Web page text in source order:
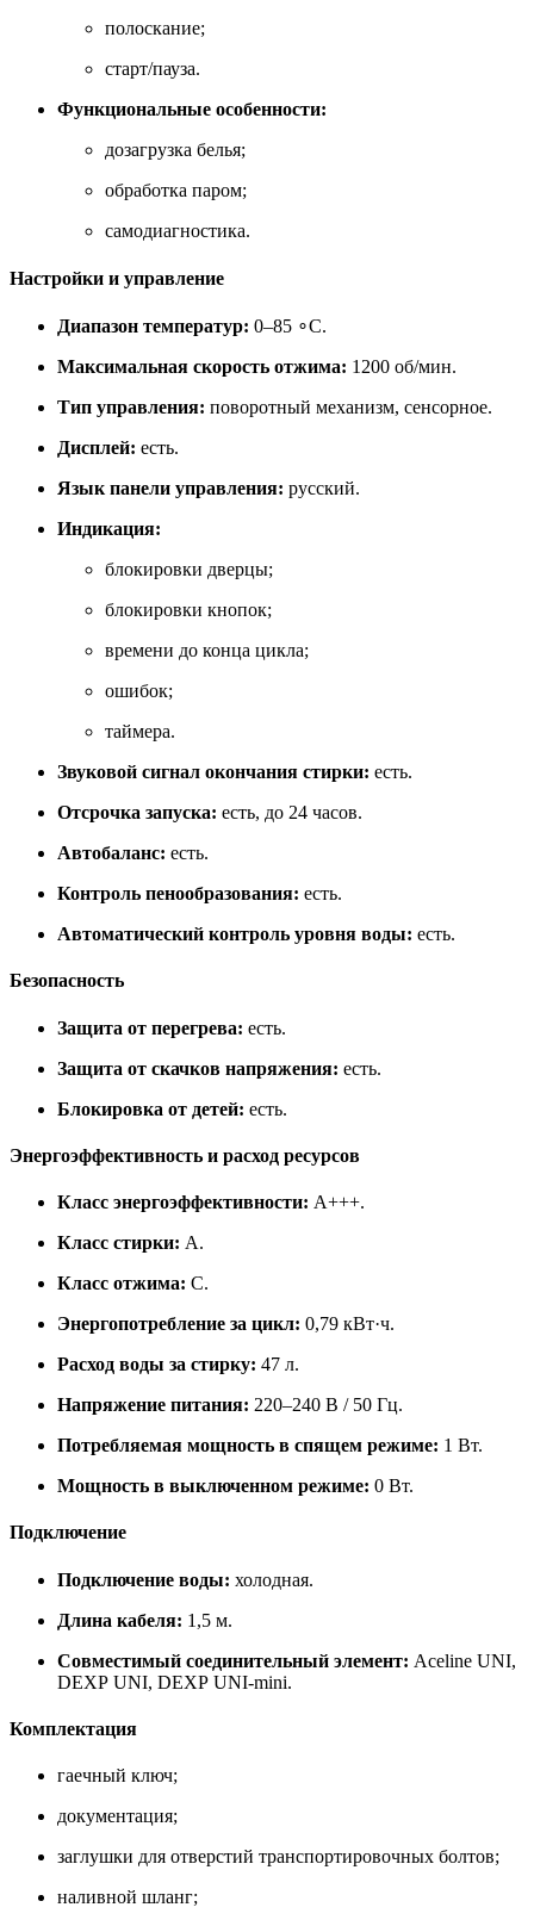
полоскание;
старт/пауза.
Функциональные особенности:
дозагрузка белья;
обработка паром;
самодиагностика.
Настройки и управление
Диапазон температур: 0–85 ∘C.
Максимальная скорость отжима: 1200 об/мин.
Тип управления: поворотный механизм, сенсорное.
Дисплей: есть.
Язык панели управления: русский.
Индикация:
блокировки дверцы;
блокировки кнопок;
времени до конца цикла;
ошибок;
таймера.
Звуковой сигнал окончания стирки: есть.
Отсрочка запуска: есть, до 24 часов.
Автобаланс: есть.
Контроль пенообразования: есть.
Автоматический контроль уровня воды: есть.
Безопасность
Защита от перегрева: есть.
Защита от скачков напряжения: есть.
Блокировка от детей: есть.
Энергоэффективность и расход ресурсов
Класс энергоэффективности: A+++.
Класс стирки: A.
Класс отжима: C.
Энергопотребление за цикл: 0,79 кВт·ч.
Расход воды за стирку: 47 л.
Напряжение питания: 220–240 В / 50 Гц.
Потребляемая мощность в спящем режиме: 1 Вт.
Мощность в выключенном режиме: 0 Вт.
Подключение
Подключение воды: холодная.
Длина кабеля: 1,5 м.
Совместимый соединительный элемент: Aceline UNI,
DEXP UNI, DEXP UNI‑mini.
Комплектация
гаечный ключ;
документация;
заглушки для отверстий транспортировочных болтов;
наливной шланг;